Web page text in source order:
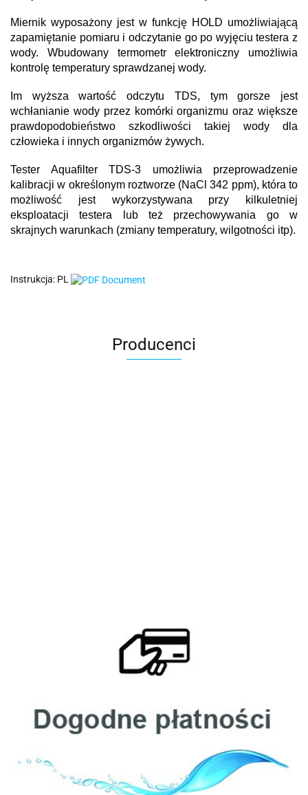
Miernik wyposażony jest w funkcję HOLD umożliwiającą
zapamiętanie pomiaru i odczytanie go po wyjęciu testera z
wody. Wbudowany termometr elektroniczny umożliwia
kontrolę temperatury sprawdzanej wody.
Im wyższa wartość odczytu TDS, tym gorsze jest
wchłanianie wody przez komórki organizmu oraz większe
prawdopodobieństwo szkodliwości takiej wody dla
człowieka i innych organizmów żywych.
Tester Aquafilter TDS-3 umożliwia przeprowadzenie
kalibracji w określonym roztworze (NaCl 342 ppm), która to
możliwość jest wykorzystywana przy kilkuletniej
eksploatacji testera lub też przechowywania go w
skrajnych warunkach (zmiany temperatury, wilgotności itp).
Instrukcja: PL
Producenci